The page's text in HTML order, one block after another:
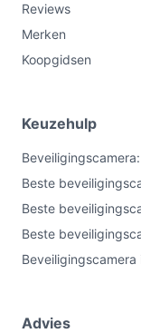
Reviews
Merken
Koopgidsen
Keuzehulp
Beste
Beste
Beste
Advies